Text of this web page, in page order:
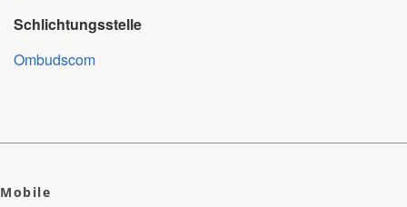
Schlichtungsstelle
Ombudscom
Mobile